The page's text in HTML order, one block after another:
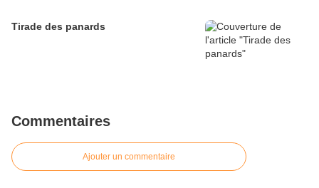
Tirade des panards
Commentaires
Ajouter un commentaire